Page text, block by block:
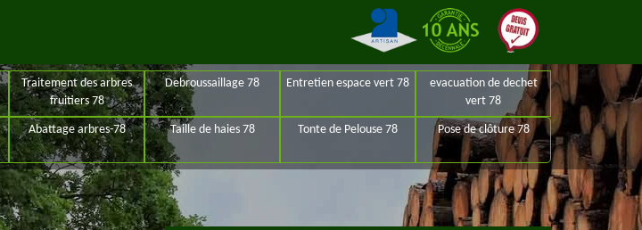
Traitement des arbres
fruitiers 78
Debroussaillage 78 Entretien espace vert 78
evacuation de dechet
vert 78
Abattage arbres-78 Taille de haies 78 Tonte de Pelouse 78 Pose de clôture 78